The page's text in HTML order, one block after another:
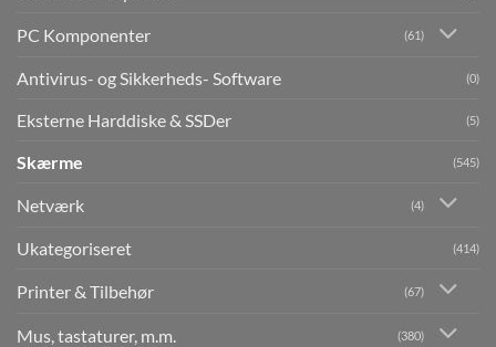
PC Komponenter (61)
Antivirus- og Sikkerheds- Software (0)
Eksterne Harddiske & SSDer (5)
Skærme (545)
Netværk (4)
Ukategoriseret (414)
Printer & Tilbehør (67)
Mus, tastaturer, m.m. (380)